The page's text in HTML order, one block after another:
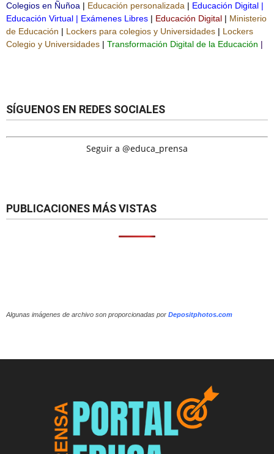
Colegios en Ñuñoa | Educación personalizada | Educación Digital |
Educación Virtual | Exámenes Libres | Educación Digital | Ministerio
de Educación | Lockers para colegios y Universidades | Lockers
Colegio y Universidades | Transformación Digital de la Educación |
SÍGUENOS EN REDES SOCIALES
Seguir a @educa_prensa
PUBLICACIONES MÁS VISTAS
Algunas imágenes de archivo son proporcionadas por Depositphotos.com